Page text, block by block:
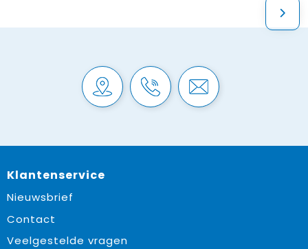
Klantenservice
Nieuwsbrief
Contact
Veelgestelde vragen